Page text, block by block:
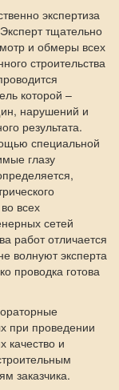
экспертиза
тщательно
и обмеры всех
строительства
которой –
нарушений и
результата.
специальной
глазу
всех
сетей
работ отличается
волнуют эксперта
проводка готова
при проведении
качество и
заказчика.